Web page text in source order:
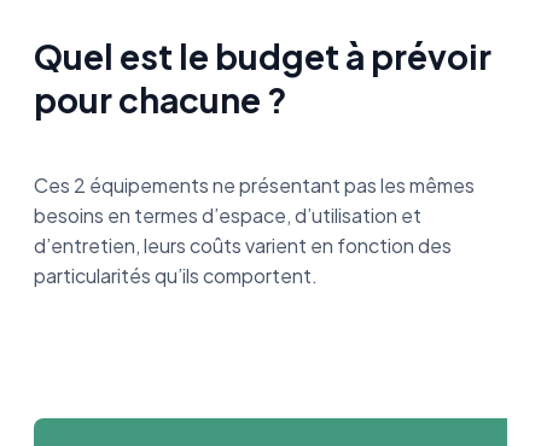
Quel est le budget à prévoir
pour chacune ?
Ces 2 équipements ne présentant pas les mêmes
besoins en termes d’espace, d’utilisation et
d’entretien, leurs coûts varient en fonction des
particularités qu’ils comportent.